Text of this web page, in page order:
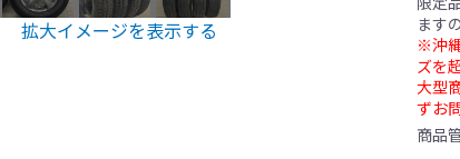
拡大イメージを表示する
ます
※沖
ズを
大型
ずお
商品